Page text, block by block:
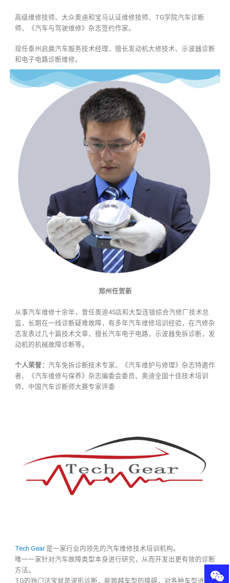
高级维修技师、大众奥迪和宝马认证维修技师、TG学院汽车诊断
师、《汽车与驾驶维修》杂志签约作家。
现任泰州启晨汽车服务技术经理，擅长发动机大修技术、示波器诊断
和电子电路诊断维修。
郑州任贺新
从事汽车维修十余年，曾任奥迪4S店和大型连锁综合汽修厂技术总
监，长期在一线诊断疑难故障，有多年汽车维修培训经验，在汽修杂
志发表过几十篇技术文章，擅长汽车电子电路，示波器免拆诊断，发
动机的机械故障诊断等。
个人荣誉： 汽车免拆诊断技术专家、《汽车维护与修理》杂志特邀作
者、《汽车维修与保养》杂志编委会委员、奥迪全国十佳技术培训
师、中国汽车诊断师大赛专家评委
Tech Gear是一家行业内领先的汽车维修技术培训机构。
唯一一家针对汽车故障类型本身进行研究，从而开发出更有效的诊断
方法。
TG的独门法宝就是波形诊断，能跨越车型的障碍，对各种车型进行